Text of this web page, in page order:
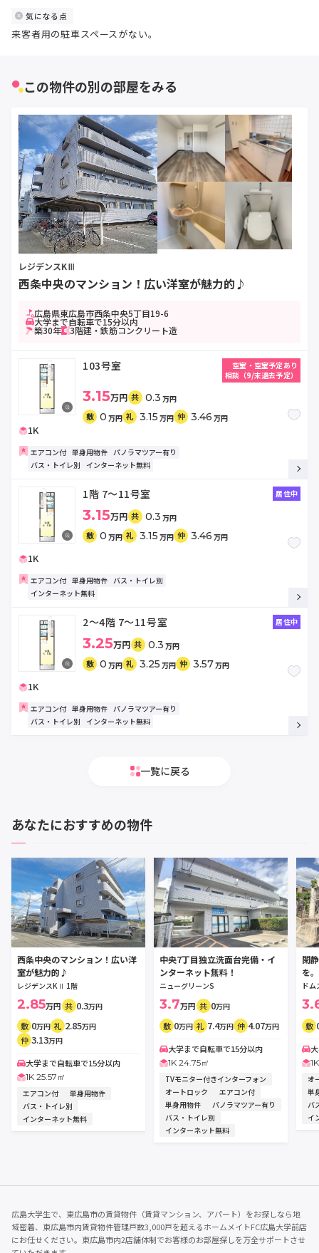
気になる点
来客者用の駐車スペースがない。
この物件の別の部屋をみる
レジデンスKⅢ
西条中央のマンション！広い洋室が魅力的♪
広島県東広島市西条中央5丁目19-6
大学まで自転車で15分以内
築30年 3階建・鉄筋コンクリート造
103号室
空室・空室予定あり
相談（9/末退去予定）
3.15万円 共 0.3 万円
敷 0 万円 礼 3.15 万円 仲 3.46 万円
1K
エアコン付 単身用物件 パノラマツアー有り
バス・トイレ別
インターネット無料
1階 7～11号室 居住中
3.15万円 共 0.3 万円
敷 0 万円 礼 3.15 万円 仲 3.46 万円
1K
エアコン付 単身用物件 バス・トイレ別
インターネット無料
2～4階 7～11号室 居住中
3.25万円 共 0.3 万円
敷 0 万円 礼 3.25 万円 仲 3.57万円
1K
エアコン付 単身用物件 パノラマツアー有り
バス・トイレ別
インターネット無料
一覧に戻る
あなたにおすすめの物件
西条中央のマンション！広い洋
室が魅力的♪
レジデンスKⅡ 1階
2.85万円 共 0.3万円
敷 0万円 礼 2.85万円
仲 3.13万円
大学まで自転車で15分以内
1K 25.57㎡
エアコン付
単身用物件
バス・トイレ別
インターネット無料
中央7丁目独立洗面台完備・イ
ンターネット無料！
ニューグリーンS
3.7万円 共 0万円
敷 0万円 礼 7.4万円 仲 4.07万円
大学まで自転車で15分以内
1K 24.75㎡
TVモニター付きインターフォン
オートロック
エアコン付
単身用物件
パノラマツアー有り
バス・トイレ別
インターネット無料
閑
を。
ドム
敷
オ
単
バ
イ
広島大学生で、東広島市の賃貸物件（賃貸マンション、アパート）をお探しなら地
域密着、東広島市内賃貸物件管理戸数3,000戸を超えるホームメイトFC広島大学前店
にお任せください。東広島市内2店舗体制でお客様のお部屋探しを万全サポートさせ